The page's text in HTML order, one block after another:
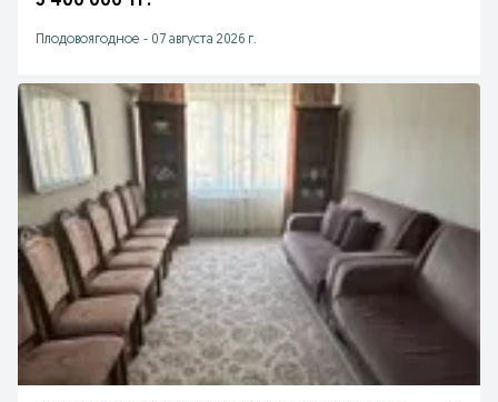
Плодовоягодное - 07 августа 2026 г.